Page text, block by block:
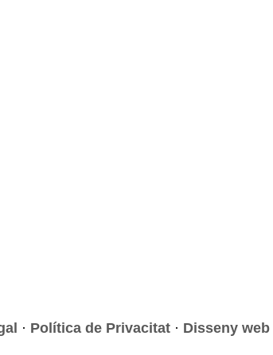
· Política de Privacitat · Disseny web